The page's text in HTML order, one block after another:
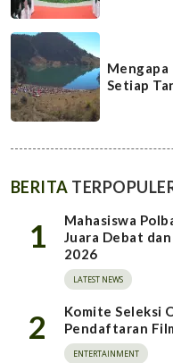
Setiap
BERITA
1
Mahasiswa
Juara Debat
2026
LATEST NEWS
2
Komite Seleksi
Pendaftaran
ENTERTAINMENT